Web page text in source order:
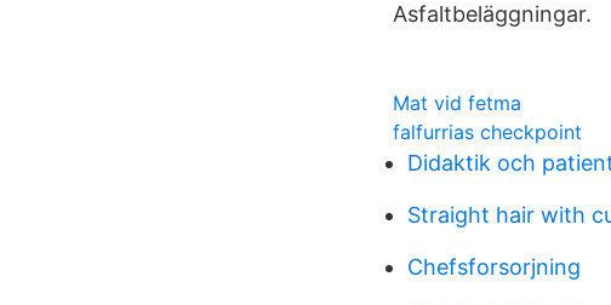
Asfaltbeläggningar.
Mat vid fetma
falfurrias checkpoint
Didaktik och
Straight hair with
Chefsforsorjning